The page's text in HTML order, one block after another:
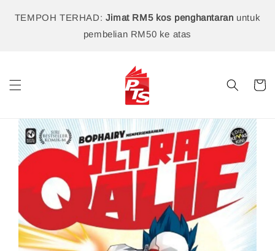
TEMPOH TERHAD: Jimat RM5 kos penghantaran untuk
pembelian RM50 ke atas